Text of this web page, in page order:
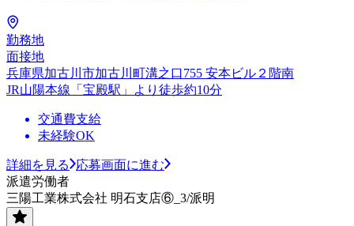
勤務地
面接地
兵庫県加古川市加古川町溝之口755 安本ビル２階南
JR山陽本線「宝殿駅」より徒歩約10分
交通費支給
未経験OK
詳細を見る
応募画面に進む
派遣労働者
三陽工業株式会社 明石支店⑥_3/派明